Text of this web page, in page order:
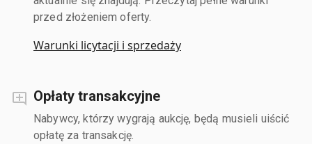
przed złożeniem oferty.
Warunki licytacji i sprzedaży
Opłaty transakcyjne
Nabywcy, którzy wygrają aukcję, będą musieli uiścić
opłatę za transakcję.